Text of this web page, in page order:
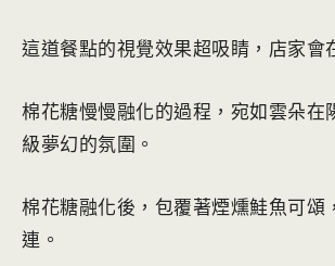
這道餐點的視覺效果超吸睛，店家會
棉花糖慢慢融化的過程，宛如雲朵在
級夢幻的氛圍。
棉花糖融化後，包覆著煙燻鮭魚可頌
連。